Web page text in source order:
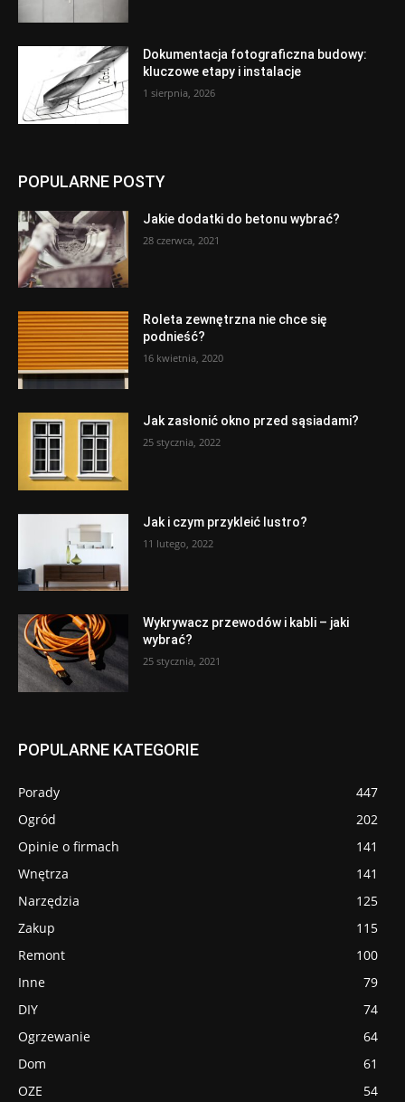
Dokumentacja fotograficzna budowy:
kluczowe etapy i instalacje
1 sierpnia, 2026
POPULARNE POSTY
Jakie dodatki do betonu wybrać?
28 czerwca, 2021
Roleta zewnętrzna nie chce się
podnieść?
16 kwietnia, 2020
Jak zasłonić okno przed sąsiadami?
25 stycznia, 2022
Jak i czym przykleić lustro?
11 lutego, 2022
Wykrywacz przewodów i kabli – jaki
wybrać?
25 stycznia, 2021
POPULARNE KATEGORIE
Porady
447
Ogród
202
Opinie o firmach
141
Wnętrza
141
Narzędzia
125
Zakup
115
Remont
100
Inne
79
DIY
74
Ogrzewanie
64
Dom
61
OZE
54